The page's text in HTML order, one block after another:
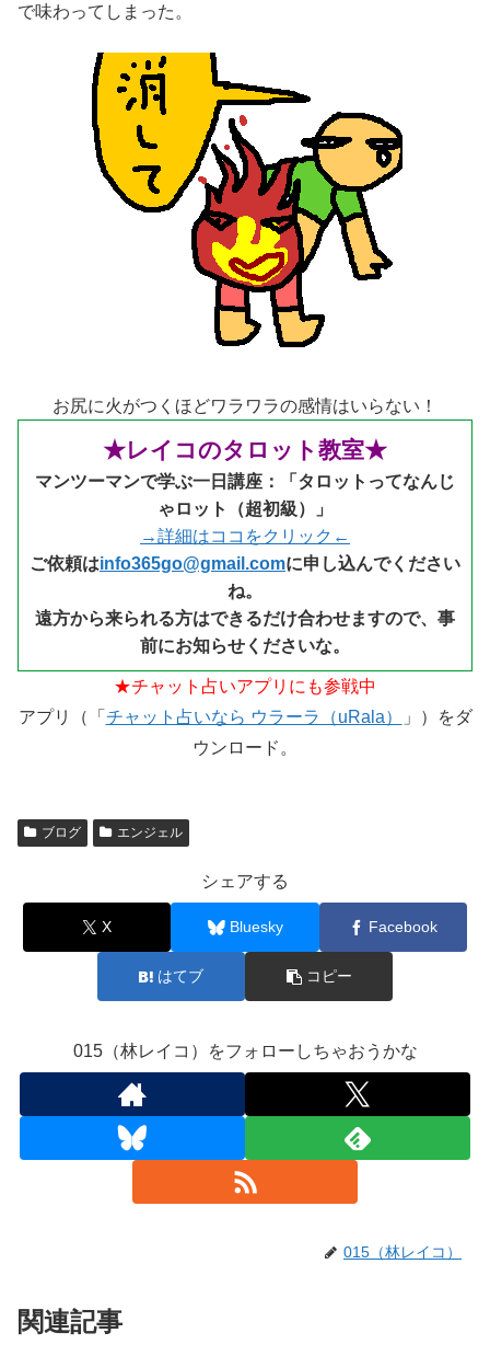
で味わってしまった。
お尻に火がつくほどワラワラの感情はいらない！
★レイコのタロット教室★
マンツーマンで学ぶ一日講座：「タロットってなんじ
ゃロット（超初級）」
→詳細はココをクリック←
ご依頼はinfo365go@gmail.comに申し込んでください
ね。
遠方から来られる方はできるだけ合わせますので、事
前にお知らせくださいな。
★チャット占いアプリにも参戦中
アプリ（「 チャット占いなら ウラーラ（uRala）
」）をダ
ウンロード。
ブログ エンジェル
シェアする
X Bluesky Facebook
はてブ コピー
015（林レイコ）をフォローしちゃおうかな
015（林レイコ）
関連記事